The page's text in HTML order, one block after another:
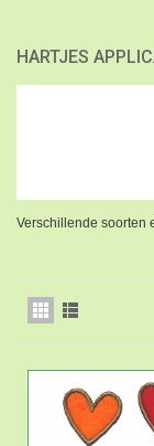
HARTJES
Verschillende soorten